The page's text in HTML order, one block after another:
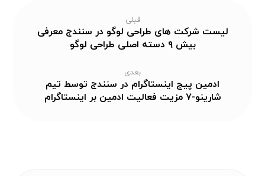
قبلی
لیست شرکت های طراحی لوگو در سنندج معرفی
بیش ۹ دسته اصلی طراحی لوگو
بعدی
ادمین پیج اینستاگرام در سنندج توسط تیم
شارینو-۷ مزیت فعالیت ادمین بر اینستاگرام